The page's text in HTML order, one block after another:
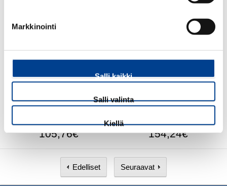
Markkinointi
Salli kaikki
Salli valinta
Kiellä
39,47€
SUODATIN
105,76€
IDLER,TIMING BELT
154,24€
Edelliset Seuraavat